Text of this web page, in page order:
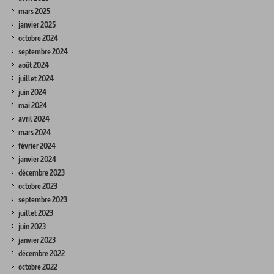
mars 2025
janvier 2025
octobre 2024
septembre 2024
août 2024
juillet 2024
juin 2024
mai 2024
avril 2024
mars 2024
février 2024
janvier 2024
décembre 2023
octobre 2023
septembre 2023
juillet 2023
juin 2023
janvier 2023
décembre 2022
octobre 2022